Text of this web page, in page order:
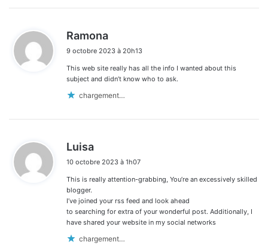
Ramona
t
:
9 octobre 2023 à 20h13
This web site really has all the info I wanted about this
subject and didn’t know who to ask.
chargement…
Luisa
t
10 octobre 2023 à 1h07
This is really attention-grabbing, You’re an excessively skilled
blogger.
I’ve joined your rss feed and look ahead
to searching for extra of your wonderful post. Additionally, I
have shared your website in my social networks
chargement…